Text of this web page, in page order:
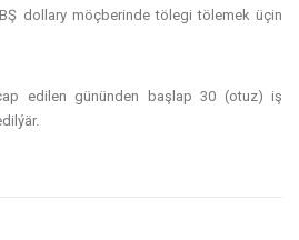
dollary möçberinde tölegi tölemek üçin
edilen gününden başlap 30 (otuz) iş